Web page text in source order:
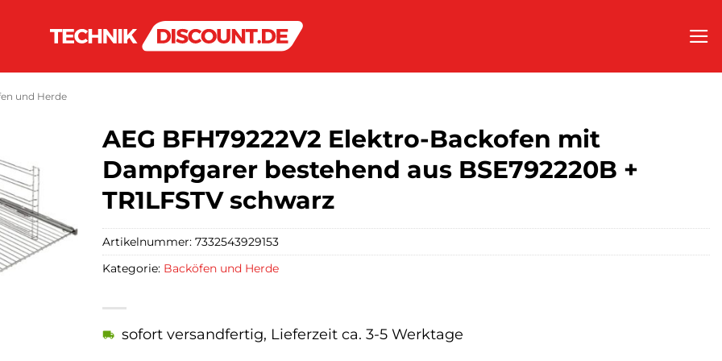
und Herde
AEG BFH79222V2 Elektro-Backofen mit
Dampfgarer bestehend aus BSE792220B +
TR1LFSTV schwarz
sofort versandfertig, Lieferzeit ca. 3-5 Werktage
Artikelnummer: 7332543929153
Kategorie: Backöfen und Herde